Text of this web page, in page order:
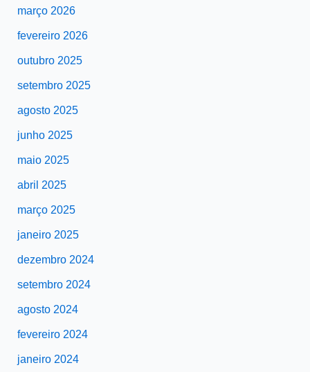
março 2026
fevereiro 2026
outubro 2025
setembro 2025
agosto 2025
junho 2025
maio 2025
abril 2025
março 2025
janeiro 2025
dezembro 2024
setembro 2024
agosto 2024
fevereiro 2024
janeiro 2024